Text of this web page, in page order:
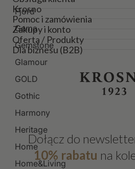
Fjord
Gema
Gemstone
Glamour
GOLD
Gothic
Harmony
Heritage
Home
Home&Living
Krosno
Pomoc i zamówienia
Zakupy i konto
Oferta / Produkty
Dla biznesu (B2B)
Dołącz do
10% rabatu na